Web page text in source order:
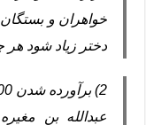
خواهران و
دختر زیاد شود هر
2) برآورده شدن 100 حاجت
عبدالله بن